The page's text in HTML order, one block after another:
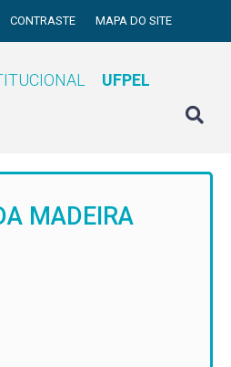
CONTRASTE MAPA DO SITE
UFPEL
MADEIRA